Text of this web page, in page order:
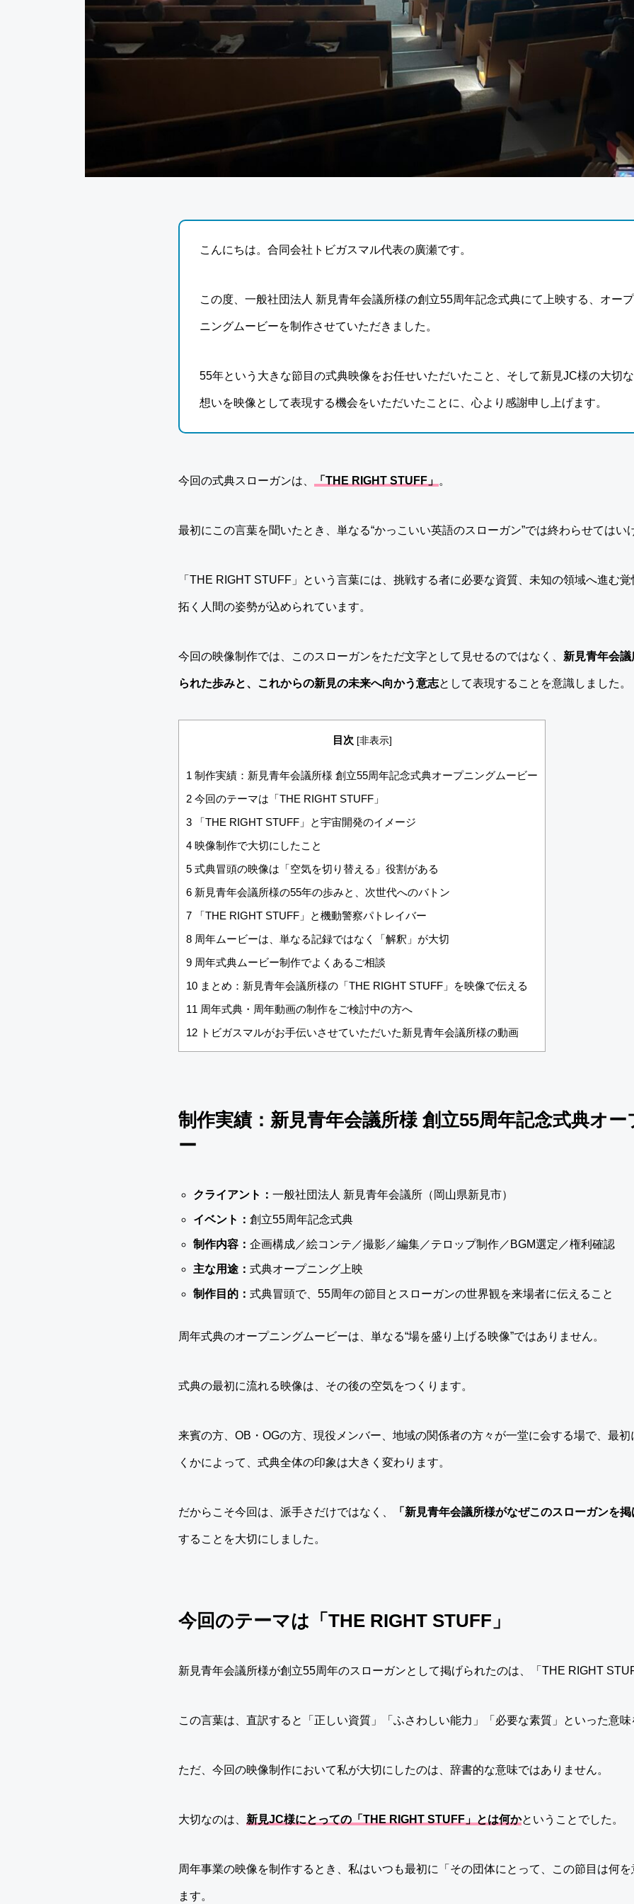
こんにちは。合同会社トビガスマル代表の廣瀬です。
この度、一般社団法人 新見青年会議所様の創立55周年記念式典にて上映する、オープ
ニングムービーを制作させていただきました。
55年という大きな節目の式典映像をお任せいただいたこと、そして新見JC様の大切な
想いを映像として表現する機会をいただいたことに、心より感謝申し上げます。
今回の式典スローガンは、 「THE RIGHT STUFF」 。
最初にこの言葉を聞いたとき、単なる“かっこいい英語のスローガン”では終わらせてはい
「THE RIGHT STUFF」という言葉には、挑戦する者に必要な資質、未知の領域へ進む
拓く人間の姿勢が込められています。
今回の映像制作では、このスローガンをただ文字として見せるのではなく、 新見青年会
られた歩みと、これからの新見の未来へ向かう意志として表現することを意識しました。
目次 [非表示]
1 制作実績：新見青年会議所様 創立55周年記念式典オープニングムービー
2 今回のテーマは「THE RIGHT STUFF」
3 「THE RIGHT STUFF」と宇宙開発のイメージ
4 映像制作で大切にしたこと
5 式典冒頭の映像は「空気を切り替える」役割がある
6 新見青年会議所様の55年の歩みと、次世代へのバトン
7 「THE RIGHT STUFF」と機動警察パトレイバー
8 周年ムービーは、単なる記録ではなく「解釈」が大切
9 周年式典ムービー制作でよくあるご相談
10 まとめ：新見青年会議所様の「THE RIGHT STUFF」を映像で伝える
11 周年式典・周年動画の制作をご検討中の方へ
12 トビガスマルがお手伝いさせていただいた新見青年会議所様の動画
制作実績：新見青年会議所様 創立55周年記念式典オ
ー
クライアント： 一般社団法人 新見青年会議所（岡山県新見市）
イベント： 創立55周年記念式典
制作内容： 企画構成／絵コンテ／撮影／編集／テロップ制作／BGM選定／権利確認
主な用途： 式典オープニング上映
制作目的： 式典冒頭で、55周年の節目とスローガンの世界観を来場者に伝えること
周年式典のオープニングムービーは、単なる“場を盛り上げる映像”ではありません。
式典の最初に流れる映像は、その後の空気をつくります。
来賓の方、OB・OGの方、現役メンバー、地域の関係者の方々が一堂に会する場で、最
くかによって、式典全体の印象は大きく変わります。
だからこそ今回は、派手さだけではなく、 「新見青年会議所様がなぜこのスローガンを掲
することを大切にしました。
今回のテーマは「THE RIGHT STUFF」
新見青年会議所様が創立55周年のスローガンとして掲げられたのは、「THE RIGHT
この言葉は、直訳すると「正しい資質」「ふさわしい能力」「必要な素質」といった意味
ただ、今回の映像制作において私が大切にしたのは、辞書的な意味ではありません。
大切なのは、 新見JC様にとっての「THE RIGHT STUFF」とは何かということでした。
周年事業の映像を制作するとき、私はいつも最初に「その団体にとって、この節目は何を
ます。